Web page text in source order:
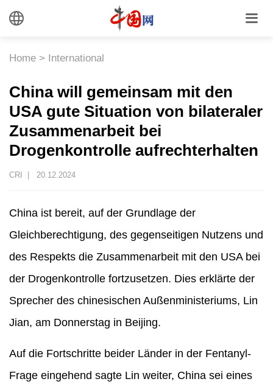
Home > International
China will gemeinsam mit den
USA gute Situation von bilateraler
Zusammenarbeit bei
Drogenkontrolle aufrechterhalten
CRI | 20.12.2024
China ist bereit, auf der Grundlage der
Gleichberechtigung, des gegenseitigen Nutzens und
des Respekts die Zusammenarbeit mit den USA bei
der Drogenkontrolle fortzusetzen. Dies erklärte der
Sprecher des chinesischen Außenministeriums, Lin
Jian, am Donnerstag in Beijing.
Auf die Fortschritte beider Länder in der Fentanyl-
Frage eingehend sagte Lin weiter, China sei eines